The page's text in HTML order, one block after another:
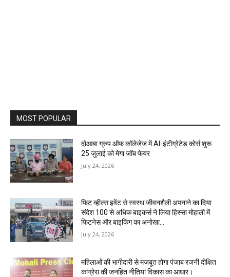
MOST POPULAR
दोआबा ग्रुप ऑफ कॉलेजेज में AI-इंटीग्रेटेड कोर्स शुरू
25 जुलाई को मेगा जॉब फेयर
July 24, 2026
फिट व्हील्स इवेंट से स्वस्थ जीवनशैली अपनाने का दिया
संदेश 100 से अधिक बाइकर्स ने लिया हिस्सा मोहाली में
फिटनेस और बाइकिंग का अनोखा...
July 24, 2026
महिलाओं की भागीदारी से मजबूत होगा पंजाब रजनी दीक्षित
कांग्रेस की जनहित नीतियां विकास का आधार।